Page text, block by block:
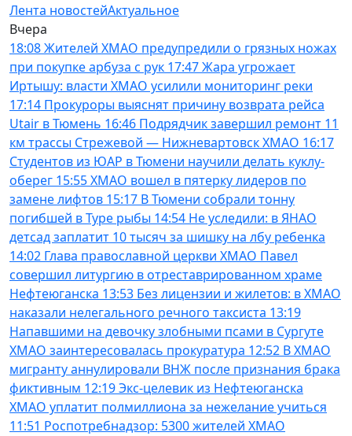
Лента новостейАктуальное
Вчера
18:08Жителей ХМАО предупредили о грязных ножах
при покупке арбуза с рук 17:47Жара угрожает
Иртышу: власти ХМАО усилили мониторинг реки
17:14 Прокуроры выяснят причину возврата рейса
Utair в Тюмень 16:46 Подрядчик завершил ремонт 11
км трассы Стрежевой — Нижневартовск ХМАО 16:17
Студентов из ЮАР в Тюмени научили делать куклу-
оберег 15:55ХМАО вошел в пятерку лидеров по
замене лифтов 15:17 В Тюмени собрали тонну
погибшей в Туре рыбы 14:54 Не уследили: в ЯНАО
детсад заплатит 10 тысяч за шишку на лбу ребенка
14:02 Глава православной церкви ХМАО Павел
совершил литургию в отреставрированном храме
Нефтеюганска 13:53 Без лицензии и жилетов: в ХМАО
наказали нелегального речного таксиста 13:19
Напавшими на девочку злобными псами в Сургуте
ХМАО заинтересовалась прокуратура 12:52 В ХМАО
мигранту аннулировали ВНЖ после признания брака
фиктивным 12:19Экс-целевик из Нефтеюганска
ХМАО уплатит полмиллиона за нежелание учиться
11:51 Роспотребнадзор: 5300 жителей ХМАО